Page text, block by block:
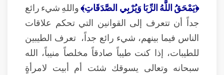
﴿يَمْحَقُ اللَّهُ الرِّبَا وَيُرْبِي الصَّدَقَاتِ﴾واللهِ شيء رائع
جداً أن تتعرف إلى القوانين التي تحكم علاقات
الناس فيما بينهم، شيء رائع جداً، تعرف الطيبين
للطيبات، إذا كنت طيباً صادقاً مخلصاً منيباً، الله
سبحانه وتعالى يسوقك شئت أم أبيت لامرأةٍ